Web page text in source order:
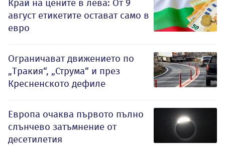
Край на цените в лева: От 9
август етикетите остават само в
евро
Ограничават движението по
„Тракия“, „Струма“ и през
Кресненското дефиле
Европа очаква първото пълно
слънчево затъмнение от
десетилетия